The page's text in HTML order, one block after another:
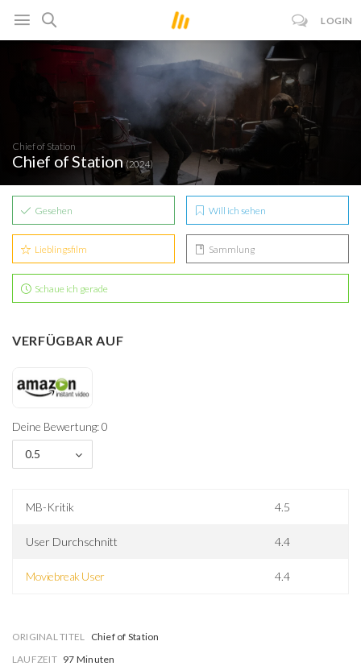
LOGIN
Chief of Station
Chief of Station(2024)
Gesehen Will ich sehen
Lieblingsfilm Sammlung
Schaue ich gerade
VERFÜGBAR AUF
Deine Bewertung: 0
0.5
MB-Kritik 4.5
User Durchschnitt 4.4
Moviebreak User 4.4
ORIGINAL TITEL Chief of Station
LAUFZEIT 97 Minuten